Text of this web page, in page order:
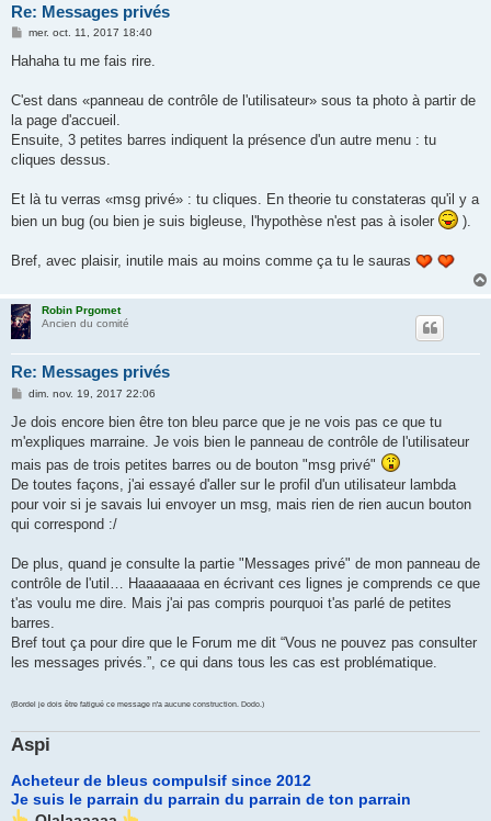
Re: Messages privés
M
s
g
mer. oct. 11, 2017 18:40
Hahaha tu me fais rire.
C'est dans «panneau de contrôle de l'utilisateur» sous ta photo à partir de
la page d'accueil.
Ensuite, 3 petites barres indiquent la présence d'un autre menu : tu
cliques dessus.
Et là tu verras «msg privé» : tu cliques. En theorie tu constateras qu'il y a
bien un bug (ou bien je suis bigleuse, l'hypothèse n'est pas à isoler
).
Bref, avec plaisir, inutile mais au moins comme ça tu le sauras
Robin Prgomet
Ancien du comité
Re: Messages privés
M
s
a
e
dim. nov. 19, 2017 22:06
Je dois encore bien être ton bleu parce que je ne vois pas ce que tu
m'expliques marraine. Je vois bien le panneau de contrôle de l'utilisateur
mais pas de trois petites barres ou de bouton "msg privé"
De toutes façons, j'ai essayé d'aller sur le profil d'un utilisateur lambda
pour voir si je savais lui envoyer un msg, mais rien de rien aucun bouton
qui correspond :/
De plus, quand je consulte la partie "Messages privé" de mon panneau de
contrôle de l'util… Haaaaaaaa en écrivant ces lignes je comprends ce que
t'as voulu me dire. Mais j'ai pas compris pourquoi t'as parlé de petites
barres.
Bref tout ça pour dire que le Forum me dit “Vous ne pouvez pas consulter
les messages privés.”, ce qui dans tous les cas est problématique.
(Bordel je dois être fatigué ce message n'a aucune construction. Dodo.)
Aspi
Acheteur de bleus compulsif since 2012
Je suis le parrain du parrain du parrain de ton parrain